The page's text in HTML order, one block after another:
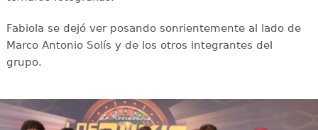
Fabiola se dejó ver posando sonrientemente al lado de
Marco Antonio Solís y de los otros integrantes del
grupo.